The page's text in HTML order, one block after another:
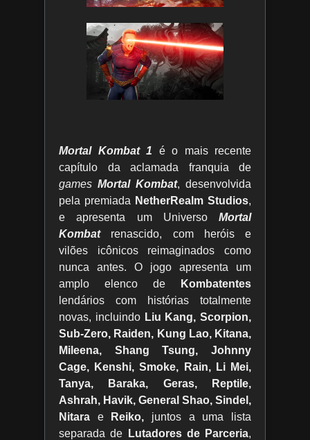
Mortal Kombat 1 é o mais recente
capítulo da aclamada franquia de
games Mortal Kombat, desenvolvida
pela premiada NetherRealm Studios,
e apresenta um Universo Mortal
Kombatrenascido, com heróis e
vilões icônicos reimaginados como
nunca antes. O jogo apresenta um
amplo elenco de
Kombatentes
lendários com histórias totalmente
novas, incluindoLiu Kang, Scorpion,
Sub-Zero, Raiden, Kung Lao, Kitana,
Mileena, Shang Tsung, Johnny
Cage, Kenshi, Smoke, Rain, Li Mei,
Tanya, Baraka, Geras, Reptile,
Ashrah, Havik, General Shao, Sindel,
Nitara e Reiko, juntos a uma lista
separada de Lutadores de Parceria,